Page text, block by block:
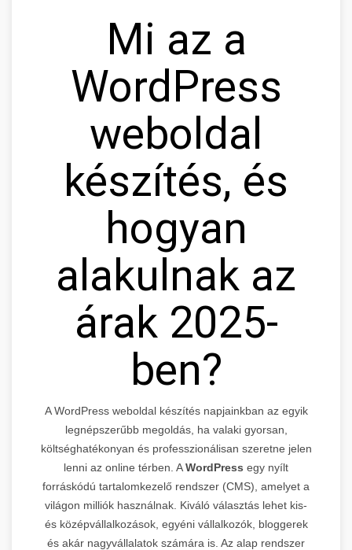
Mi az a
WordPress
weboldal
készítés, és
hogyan
alakulnak az
árak 2025-
ben?
A WordPress weboldal készítés napjainkban az egyik
legnépszerűbb megoldás, ha valaki gyorsan,
költséghatékonyan és professzionálisan szeretne jelen
lenni az online térben. AWordPress egy nyílt
forráskódú tartalomkezelő rendszer (CMS), amelyet a
világon milliók használnak. Kiváló választás lehet kis-
és középvállalkozások, egyéni vállalkozók, bloggerek
és akár nagyvállalatok számára is. Az alap rendszer